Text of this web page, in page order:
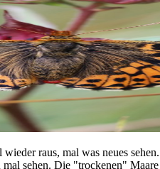
raus, mal was neues
sehen. Die "trockenen"